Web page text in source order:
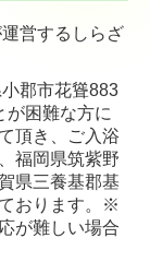
営するしらざ
郡市花聳883
が困難な方に
頂き、ご入浴
福岡県筑紫野
県三養基郡基
おります。※
が難しい場合